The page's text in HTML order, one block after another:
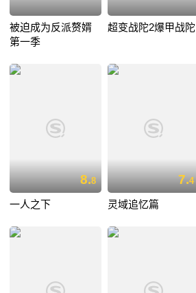
被迫成为反派赘婿
第一季
超变战陀2爆甲战陀
8.8
一人之下
7.4
灵域追忆篇